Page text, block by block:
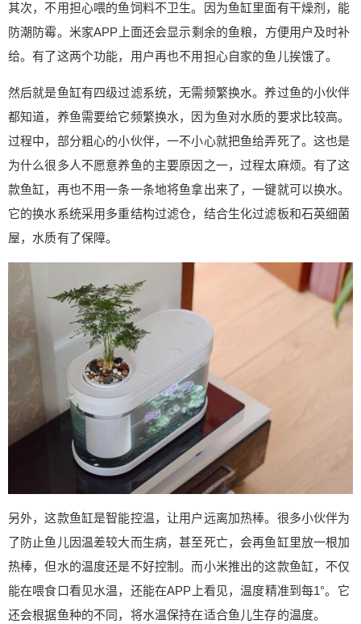
其次，不用担心喂的鱼饲料不卫生。因为鱼缸里面有干燥剂，能
防潮防霉。米家APP上面还会显示剩余的鱼粮，方便用户及时补
给。有了这两个功能，用户再也不用担心自家的鱼儿挨饿了。
然后就是鱼缸有四级过滤系统，无需频繁换水。养过鱼的小伙伴
都知道，养鱼需要给它频繁换水，因为鱼对水质的要求比较高。
过程中，部分粗心的小伙伴，一不小心就把鱼给弄死了。这也是
为什么很多人不愿意养鱼的主要原因之一，过程太麻烦。有了这
款鱼缸，再也不用一条一条地将鱼拿出来了，一键就可以换水。
它的换水系统采用多重结构过滤仓，结合生化过滤板和石英细菌
屋，水质有了保障。
另外，这款鱼缸是智能控温，让用户远离加热棒。很多小伙伴为
了防止鱼儿因温差较大而生病，甚至死亡，会再鱼缸里放一根加
热棒，但水的温度还是不好控制。而小米推出的这款鱼缸，不仅
能在喂食口看见水温，还能在APP上看见，温度精准到每1°。它
还会根据鱼种的不同，将水温保持在适合鱼儿生存的温度。